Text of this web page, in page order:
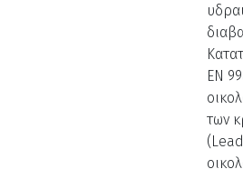
EN
των